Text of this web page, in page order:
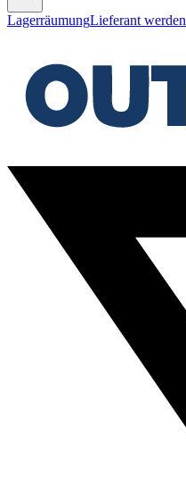
LagerräumungLieferant werden